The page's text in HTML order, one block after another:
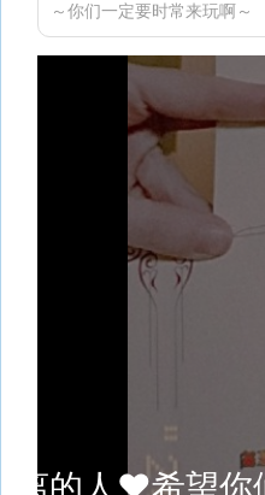
～你们一定要时常来玩啊～